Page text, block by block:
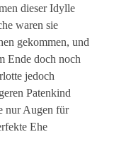
dieser Idylle
waren sie
gekommen, und
Ende doch noch
jedoch
Patenkind
nur Augen für
Ehe